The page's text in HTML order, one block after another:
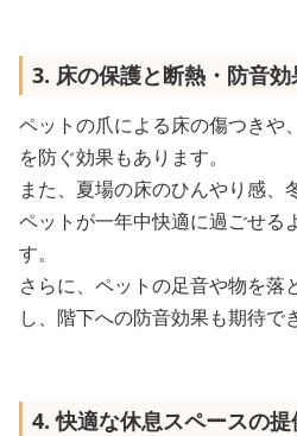
3. 床の保護と断熱・防音効
ペットの爪による床の傷つきや
を防ぐ効果もあります。
また、夏場の床のひんやり感、
ペットが一年中快適に過ごせる
す。
さらに、ペットの足音や物を落
し、階下への防音効果も期待で
4. 快適な休息スペースの提